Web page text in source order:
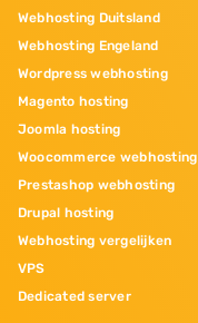
Webhosting Duitsland
Webhosting Engeland
Wordpress webhosting
Magento hosting
Joomla hosting
Woocommerce webhosting
Prestashop webhosting
Drupal hosting
Webhosting vergelijken
VPS
Dedicated server